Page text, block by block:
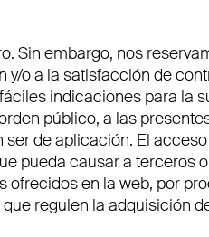
Sin embargo, nos
o a la satisfacción de
indicaciones para la
público, a las
de aplicación. El
pueda causar a terceros
ofrecidos en la web, por
regulen la adquisición